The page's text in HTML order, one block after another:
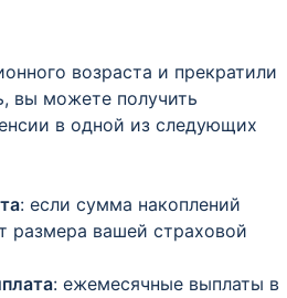
возраста и прекратили
вы можете получить
в одной из следующих
: если сумма накоплений
размера вашей страховой
: ежемесячные выплаты в